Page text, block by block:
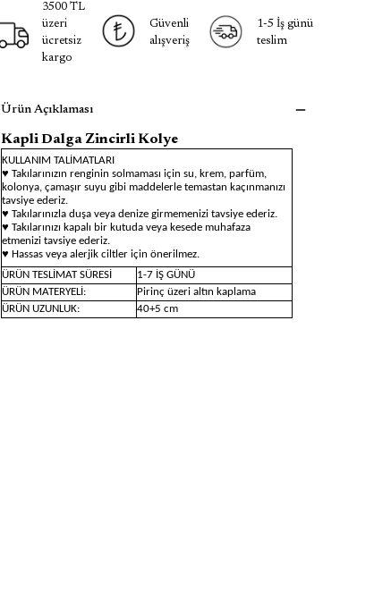
3500 TL
üzeri
ücretsiz
kargo
Güvenli
alışveriş
1-5 İş günü
teslim
Ürün Açıklaması
Kapli Dalga Zincirli Kolye
KULLANIM TALİMATLARI
♥ Takılarınızın renginin solmaması için su, krem, parfüm,
kolonya, çamaşır suyu gibi maddelerle temastan kaçınmanızı
tavsiye ederiz.
♥ Takılarınızla duşa veya denize girmemenizi tavsiye ederiz.
♥ Takılarınızı kapalı bir kutuda veya kesede muhafaza
etmenizi tavsiye ederiz.
♥ Hassas veya alerjik ciltler için önerilmez.
ÜRÜN TESLİMAT SÜRESİ
1-7 İŞ GÜNÜ
ÜRÜN MATERYELİ:
Pirinç üzeri altın kaplama
ÜRÜN UZUNLUK:
40+5 cm